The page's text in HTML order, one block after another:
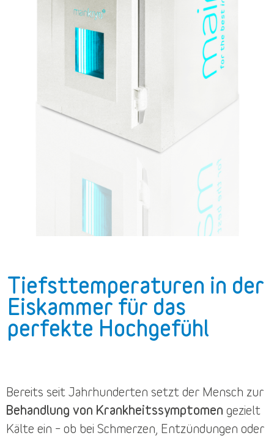
Tiefsttemperaturen in der
Eiskammer für das
perfekte Hochgefühl
Bereits seit Jahrhunderten setzt der Mensch zur
Behandlung von Krankheitssymptomen gezielt
Kälte ein – ob bei Schmerzen, Entzündungen oder